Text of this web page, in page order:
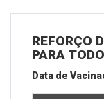
REFORÇO
PARA
Data de